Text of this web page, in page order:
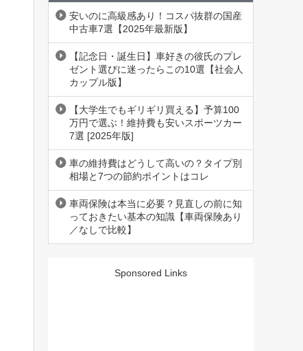
安いのに高級感あり！コスパ抜群の国産
中古車7選【2025年最新版】
【記念日・誕生日】車好きの彼氏のプレ
ゼント選びに迷ったらこの10選【社会人
カップル版】
【大学生でもギリギリ買える】予算100
万円で選ぶ！維持費も安いスポーツカー
7選 [2025年版]
車の維持費はどうして高いの？タイプ別
相場と7つの節約ポイントはコレ
車両保険は本当に必要？見直しの前に知
っておきたい基本の知識【車両保険あり
／なしで比較】
Sponsored Links